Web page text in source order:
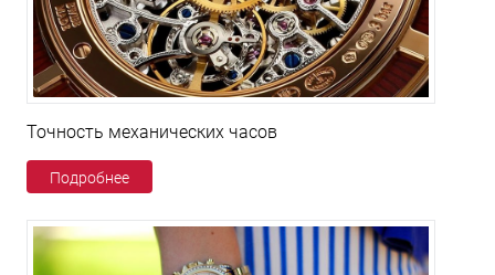
Точность механических часов
Подробнее